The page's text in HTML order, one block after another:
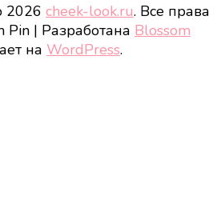
2026 cheek-look.ru. Все права
Pin | Разработана Blossom
на WordPress.